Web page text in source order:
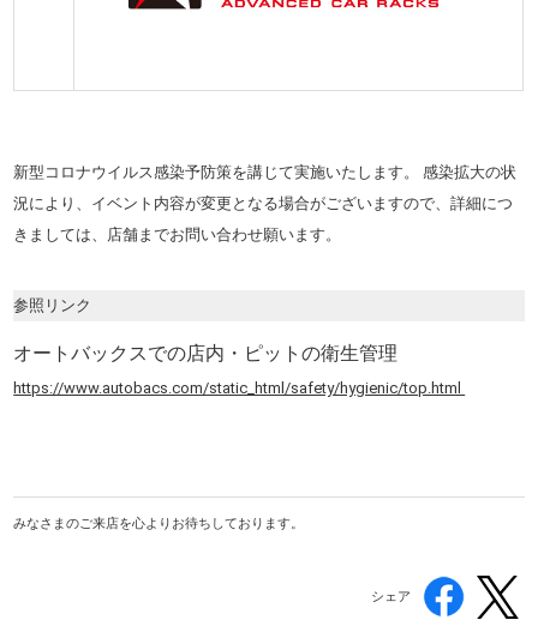
新型コロナウイルス感染予防策を講じて実施いたします。 感染拡大の状
況により、イベント内容が変更となる場合がございますので、詳細につ
きましては、店舗までお問い合わせ願います。
参照リンク
オートバックスでの店内・ピットの衛生管理
https://www.autobacs.com/static_html/safety/hygienic/top.html
みなさまのご来店を心よりお待ちしております。
シェア